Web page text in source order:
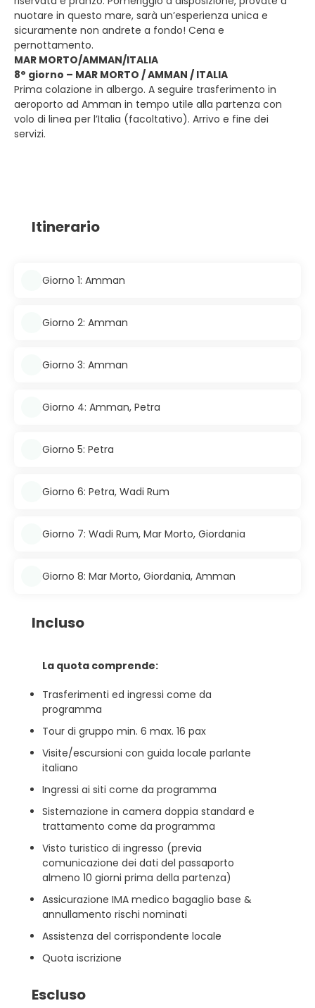
nuotare in questo mare, sarà un’esperienza unica e
sicuramente non andrete a fondo! Cena e
pernottamento.
MAR MORTO/AMMAN/ITALIA
8° giorno – MAR MORTO / AMMAN / ITALIA
Prima colazione in albergo. A seguire trasferimento in
aeroporto ad Amman in tempo utile alla partenza con
volo di linea per l’Italia (facoltativo). Arrivo e fine dei
servizi.
Itinerario
Giorno 1: Amman
Giorno 2: Amman
Giorno 3: Amman
Giorno 4: Amman, Petra
Giorno 5: Petra
Giorno 6: Petra, Wadi Rum
Giorno 7: Wadi Rum, Mar Morto, Giordania
Giorno 8: Mar Morto, Giordania, Amman
Incluso
La quota comprende:
Trasferimenti ed ingressi come da
programma
Tour di gruppo min. 6 max. 16 pax
Visite/escursioni con guida locale parlante
italiano
Ingressi ai siti come da programma
Sistemazione in camera doppia standard e
trattamento come da programma
Visto turistico di ingresso (previa
comunicazione dei dati del passaporto
almeno 10 giorni prima della partenza)
Assicurazione IMA medico bagaglio base &
annullamento rischi nominati
Assistenza del corrispondente locale
Quota iscrizione
Escluso